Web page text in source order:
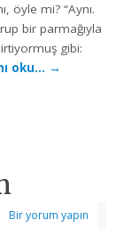
öyle mi? “Aynı.
bir parmağıyla
gibi:
oku… →
Bir yorum yapın